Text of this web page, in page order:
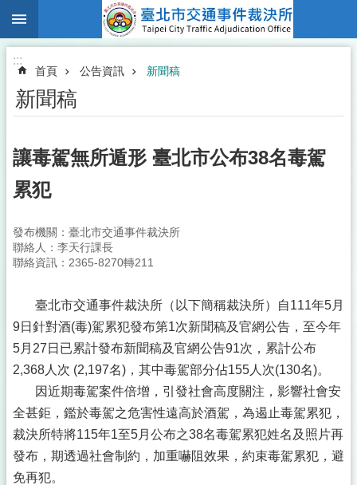
跳到主要內容區塊
:::
首頁 公告資訊 新聞稿
新聞稿
讓毒駕無所遁形 臺北市公布38名毒駕
累犯
發布機關：臺北市交通事件裁決所
聯絡人：李天行課長
聯絡資訊：2365-8270轉211
臺北市交通事件裁決所（以下簡稱裁決所）自111年5月
9日針對酒(毒)駕累犯發布第1次新聞稿及官網公告，至今年
5月27日已累計發布新聞稿及官網公告91次，累計公布
2,368人次 (2,197名)，其中毒駕部分佔155人次(130名)。
因近期毒駕案件倍增，引發社會高度關注，影響社會安
全甚鉅，鑑於毒駕之危害性遠高於酒駕，為遏止毒駕累犯，
裁決所特將115年1至5月公布之38名毒駕累犯姓名及照片再
發布，期透過社會制約，加重嚇阻效果，約束毒駕累犯，避
免再犯。